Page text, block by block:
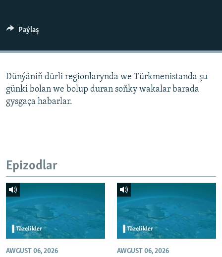
Paýlaş
Dünýäniň dürli regionlarynda we Türkmenistanda şu
günki bolan we bolup duran soňky wakalar barada
gysgaça habarlar.
Epizodlar
AWGUST 06, 2026 AWGUST 06, 2026